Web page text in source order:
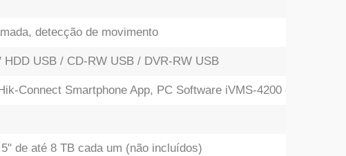
detecção de movimento
HDD USB / CD-RW USB / DVR-RW USB
Connect Smartphone App, PC Software iVMS-4200 e Hik-
de até 8 TB cada um (não incluídos)